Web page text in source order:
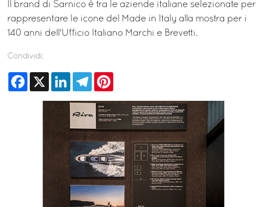
Il brand di Sarnico è tra le aziende italiane selezionate per
rappresentare le icone del Made in Italy alla mostra per i
140 anni dell'Ufficio Italiano Marchi e Brevetti.
Condividi:
Facebook
X LinkedInTelegram